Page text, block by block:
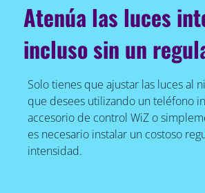
Atenúa las luces
incluso sin un
Solo tienes que ajustar las luces al
que desees utilizando un teléfono
accesorio de control WiZ o
es necesario instalar un costoso
intensidad.